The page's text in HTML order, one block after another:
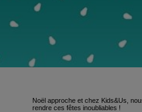
Noël approche et chez Kids&Us,
rendre ces fêtes inoubliables !